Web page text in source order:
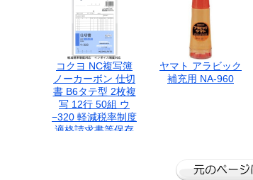
コクヨ NC複写簿
ノーカーボン 仕切
書 B6タテ型 2枚複
写 12行 50組 ウ
−320 軽減税率制度
適格請求書等保存
ヤマト アラビック
補充用 NA-960